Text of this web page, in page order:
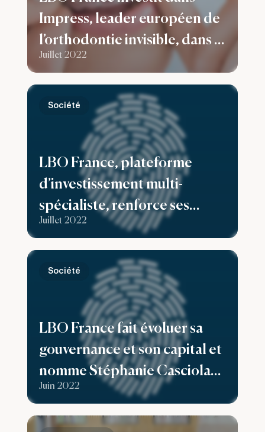
Impress, leader européen de
l’orthodontie invisible, dans le
cadre de sa série B de 125 M$
Juillet 2022
LBO France, plateforme
d’investissement multi-
spécialiste, renforce ses
expertises en ESG et
Relations Investisseurs
Juillet 2022
Société
LBO France fait évoluer sa
gouvernance et son capital et
nomme Stéphanie Casciola
Directrice générale
Juin 2022
Société